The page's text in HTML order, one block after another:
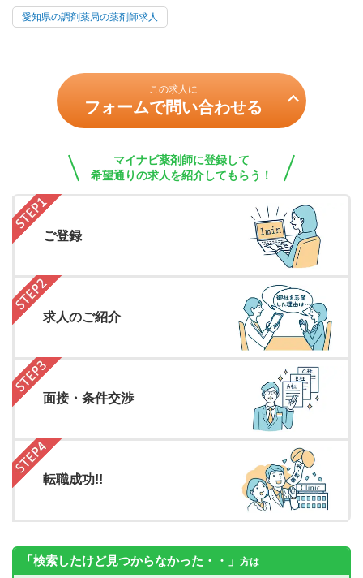
愛知県の調剤薬局の薬剤師求人
この求人に
フォームで問い合わせる
マイナビ薬剤師に登録して
希望通りの求人を紹介してもらう！
ご登録
求人のご紹介
面接・条件交渉
転職成功!!
「検索したけど見つからなかった・・」 方は